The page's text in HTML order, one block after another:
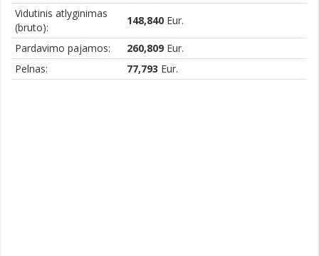
Vidutinis atlyginimas
(bruto):
148,840 Eur.
Pardavimo pajamos: 260,809 Eur.
Pelnas:
77,793 Eur.